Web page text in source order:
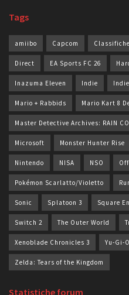
Tags
amiibo Capcom Classifiche
Direct EA Sports FC 26
Inazuma Eleven Indie
Mario + Rabbids Mario Kart 8
Master Detective Archives: RAIN
Microsoft Monster Hunter Rise
Nintendo NISA NSO
Pokémon Scarlatto/Violetto
Sonic Splatoon 3 Square
Switch 2 The Outer World
Xenoblade Chronicles 3 Yu-Gi-
Zelda: Tears of the Kingdom
Statistiche forum